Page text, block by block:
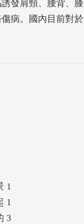
發肩頸、腰背、
病。國內目前對
沒有特別之規範，
施肌肉骨骼生物
作者作業時的影響
1
1
3